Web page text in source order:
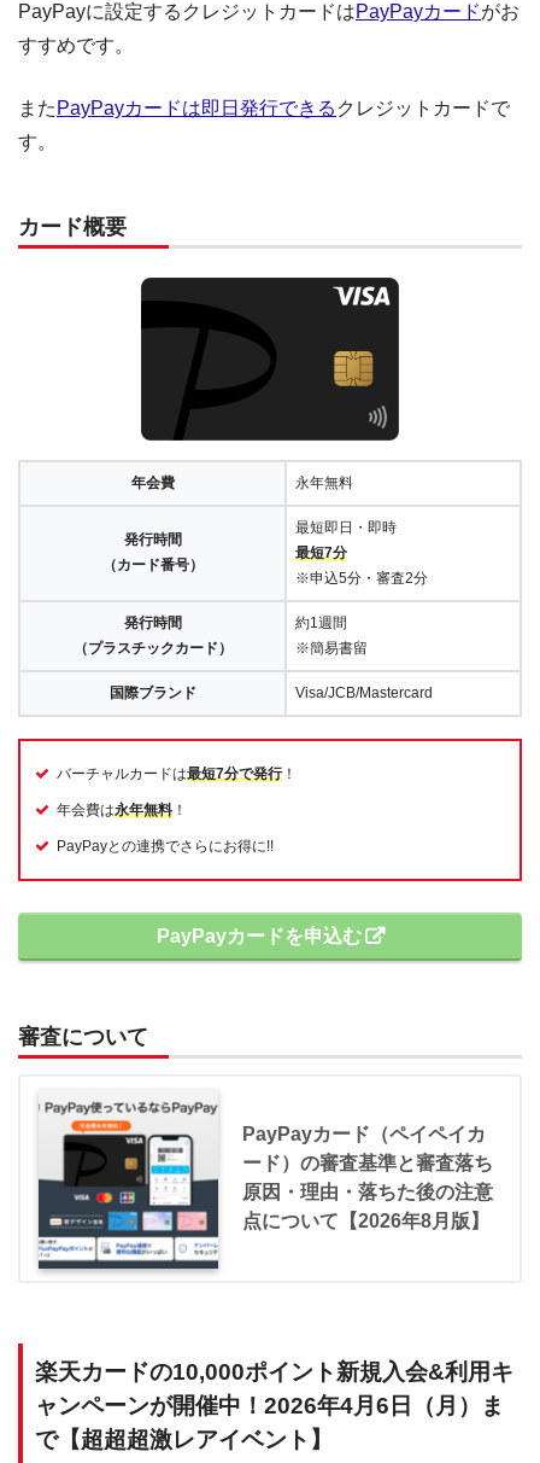
PayPayに設定するクレジットカードはPayPayカードがお
すすめです。
また PayPayカードは即日発行できる クレジットカードで
す。
カード概要
年会費 永年無料
発行時間
（カード番号）
最短即日・即時
最短7分
※申込5分・審査2分
発行時間
（プラスチックカード）
約1週間
※簡易書留
国際ブランド Visa/JCB/Mastercard
バーチャルカードは最短7分で発行！
年会費は永年無料 ！
PayPayとの連携でさらにお得に!!
PayPayカードを申込む
審査について
PayPayカード（ペイペイカ
ード）の審査基準と審査落ち
原因・理由・落ちた後の注意
点について【2026年8月版】
楽天カードの10,000ポイント新規入会&利用キ
ャンペーンが開催中！2026年4月6日（月）ま
で【超超超激レアイベント】